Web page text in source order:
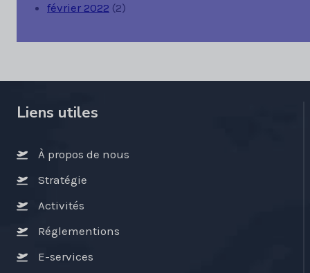
février 2022 (2)
Liens utiles
À propos de nous
Stratégie
Activités
Réglementions
E-services